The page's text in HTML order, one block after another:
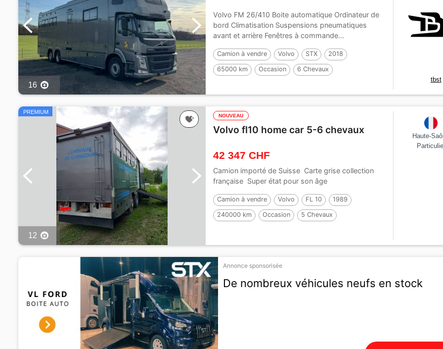
16
Volvo FM 26/410 Boite automatique Ordinateur de
bord Climatisation Suspensions pneumatiques
avant et arrière Fenêtres à commande...
Camion à vendre Volvo STX 2018
65000 km Occasion 6 Chevaux
tbst
PREMIUM
12
NOUVEAU
Volvo fl10 home car 5-6 chevaux
42 347 CHF
Camion importé de Suisse Carte grise collection
française Super état pour son âge
Camion à vendre Volvo FL 10 1989
240000 km Occasion 5 Chevaux
Haute-
Annonce sponsorisée
De nombreux véhicules neufs en stock